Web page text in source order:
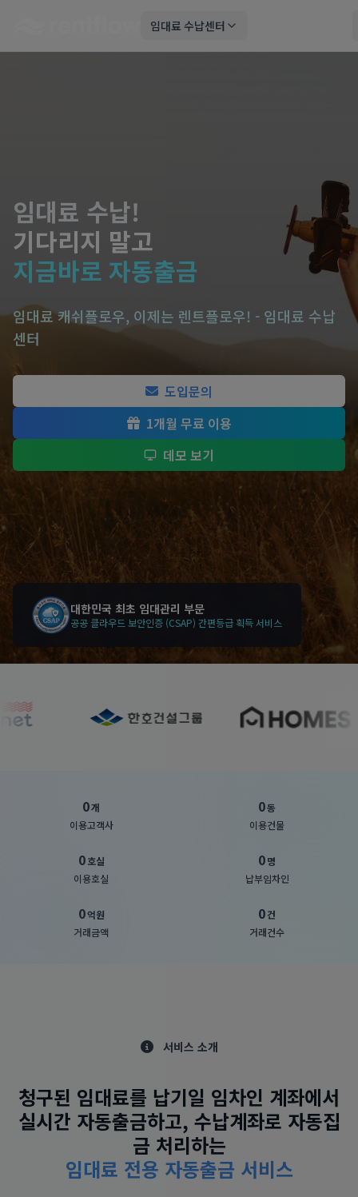
임대료 수납센터
임대료 수납!
기다리지 말고
지금바로 자동출금
임대료 캐쉬플로우, 이제는 렌트플로우! - 임대료 수납
센터
도입문의
1개월 무료 이용
데모 보기
대한민국 최초 임대관리 부문
공공 클라우드 보안인증 (CSAP) 간편등급 획득 서비스
0개
이용고객사
0동
이용건물
0 호실
이용호실
0명
납부임차인
0억원
거래금액
0건
거래건수
서비스 소개
청구된 임대료를 납기일 임차인 계좌에서
실시간 자동출금하고, 수납계좌로 자동집
금 처리하는
임대료 전용 자동출금 서비스